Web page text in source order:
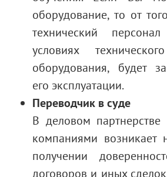
оборудование, то от
технический
условиях
оборудования, будет
его эксплуатации.
Переводчик в суде
В деловом
компаниями возникает
получении
договоров и иных